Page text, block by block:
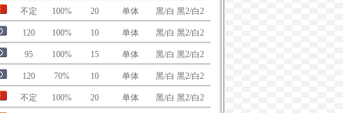
不定 100% 20 单体 黑/白 黑2/白2
120 100% 10 单体 黑/白 黑2/白2
95 100% 15 单体 黑/白 黑2/白2
120 70% 10 单体 黑/白 黑2/白2
不定 100% 20 单体 黑/白 黑2/白2